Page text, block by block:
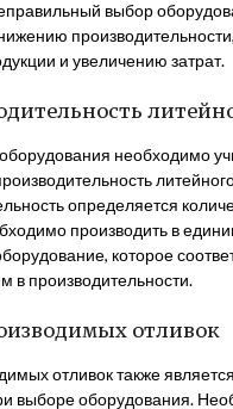
выбор
и увеличению затрат.
необходимо
определяется
производить в
которое
в производительности.
отливок
отливок также
выборе оборудования.